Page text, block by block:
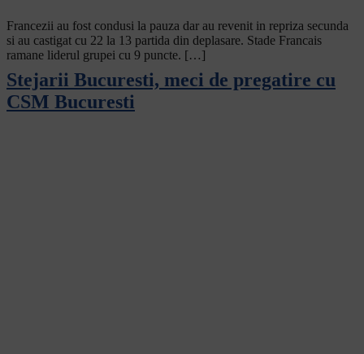
Francezii au fost condusi la pauza dar au revenit in repriza secunda
si au castigat cu 22 la 13 partida din deplasare. Stade Francais
ramane liderul grupei cu 9 puncte. […]
Stejarii Bucuresti, meci de pregatire cu
CSM Bucuresti